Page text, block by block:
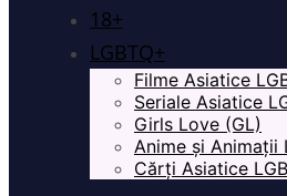
18+
LGBTQ+
Filme Asiatice
Seriale Asiatice
Girls Love (GL)
Anime și Animații
Cărți Asiatice